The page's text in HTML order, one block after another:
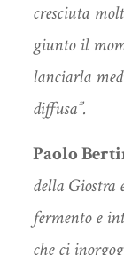
cresciuta
giunto il
lanciarla
diffusa”.
Paolo
della Giostra
fermento e
che ci